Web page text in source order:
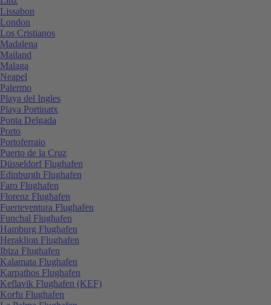
Lissabon
London
Los Cristianos
Madalena
Mailand
Malaga
Neapel
Palermo
Playa del Ingles
Playa Portinatx
Ponta Delgada
Porto
Portoferraio
Puerto de la Cruz
Düsseldorf Flughafen
Edinburgh Flughafen
Faro Flughafen
Florenz Flughafen
Fuerteventura Flughafen
Funchal Flughafen
Hamburg Flughafen
Heraklion Flughafen
Ibiza Flughafen
Kalamata Flughafen
Karpathos Flughafen
Keflavik Flughafen (KEF)
Korfu Flughafen